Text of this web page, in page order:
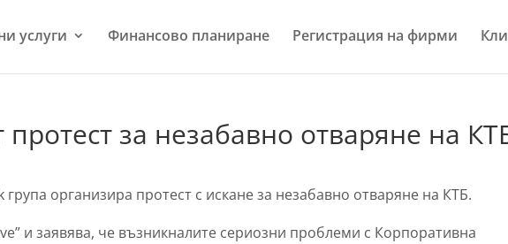
услуги Финансово планиране Регистрация на фирми
за незабавно отваряне на
организира протест с искане за незабавно отваряне на КТБ.
и заявява, че възникналите сериозни проблеми с Корпоративна